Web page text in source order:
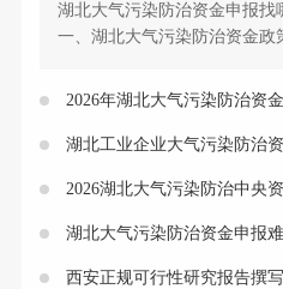
湖北大气污染防治资金申报找
一、湖北大气污染防治资金政